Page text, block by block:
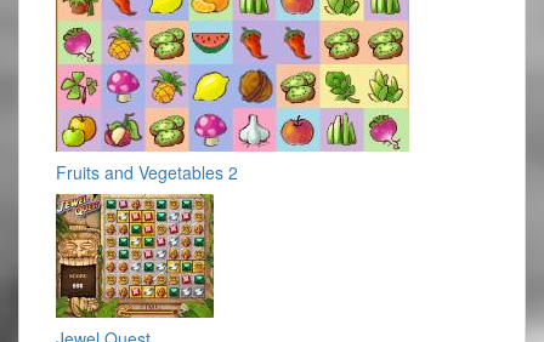
Fruits and Vegetables 2